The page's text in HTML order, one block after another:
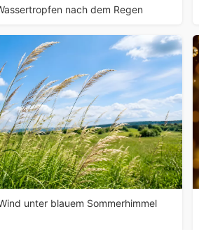
nach dem Regen
unter blauem Sommerhimmel